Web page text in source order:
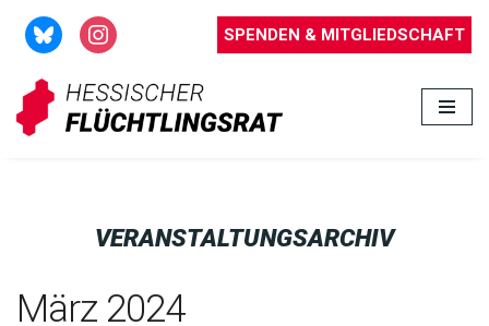
Zum
Inhalt
springen
SPENDEN & MITGLIEDSCHAFT
VERANSTALTUNGSARCHIV
März 2024